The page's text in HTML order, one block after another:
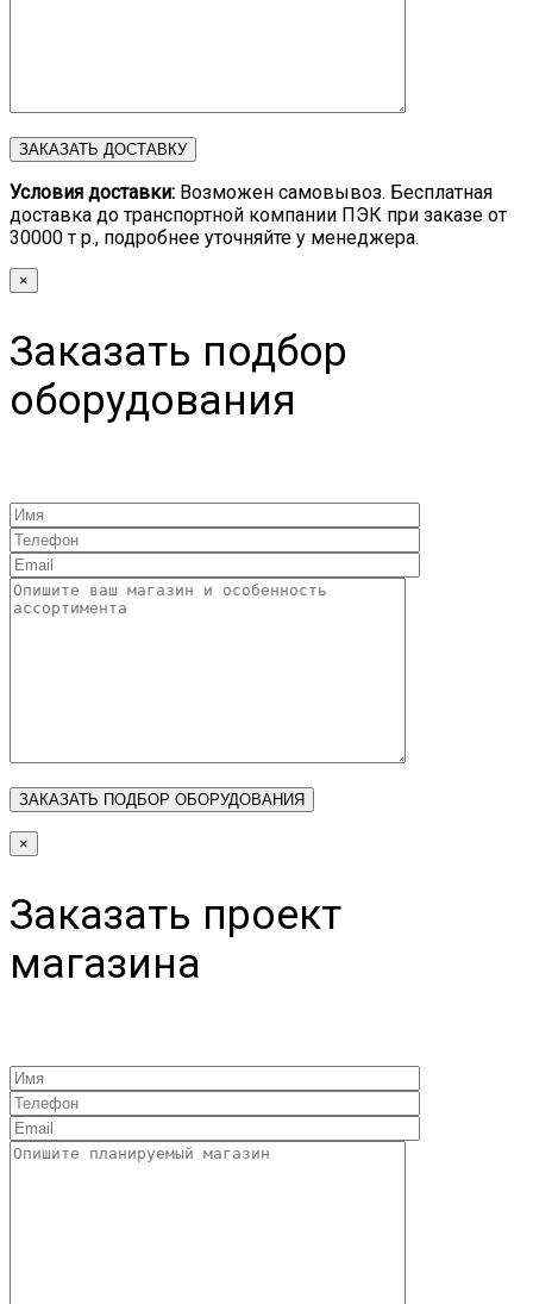
Условия доставки: Возможен самовывоз. Бесплатная
доставка до транспортной компании ПЭК при заказе от
30000 т р., подробнее уточняйте у менеджера.
×
Заказать подбор
оборудования
×
Заказать проект
магазина